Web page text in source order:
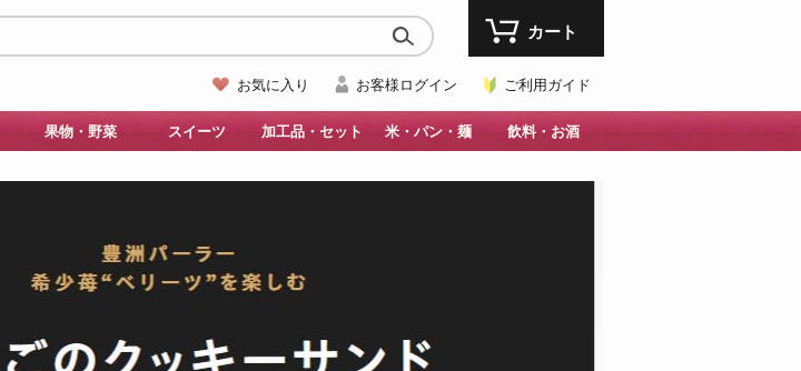
お気に入り お客様ログイン ご利用ガイド
カート
果物・野菜 スイーツ 加工品・セット 米・パン・麺 飲料・お酒